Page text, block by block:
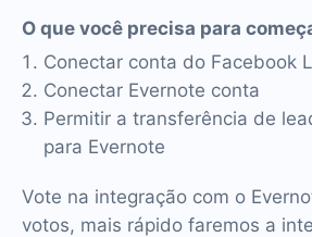
O que você precisa para
Conectar conta do Facebook
Conectar Evernote conta
Permitir a transferência de
para Evernote
Vote na integração com o
votos, mais rápido faremos a